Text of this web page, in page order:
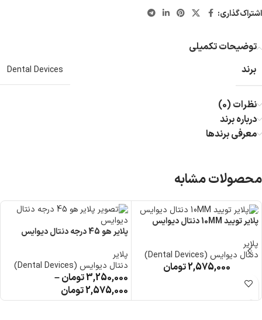
اشتراک‌گذاری:
توضیحات تکمیلی
برند
Dental Devices
نظرات (0)
درباره برند
معرفی برند‌ها
محصولات مشابه
پلایر تویید 10MM دنتال دیوایس
پلایر
دنتال دیوایس (Dental Devices)
2,575,000تومان
پلایر هو 45 درجه دنتال دیوایس
پلایر
دنتال دیوایس (Dental Devices)
3,250,000تومان–
2,575,000تومان